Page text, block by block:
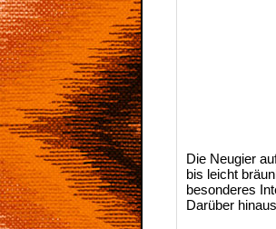
Die Neugier
bis leicht
besonderes
Darüber